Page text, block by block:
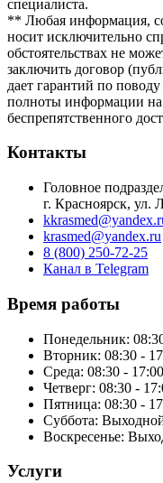
специалиста.
** Любая информация,
носит исключительно
обстоятельствах не
заключить договор
дает гарантий по
полноты информации на
беспрепятственного
Контакты
Головное
г. Красноярск, ул.
krasmed@yandex.ru
8 (800) 250-72-25
Канал в Telegram
Время работы
Понедельник:
Вторник: 08:30 -
Среда: 08:30 - 17:00
Четверг: 08:30 -
Пятница: 08:30 -
Суббота:
Воскресенье:
Услуги